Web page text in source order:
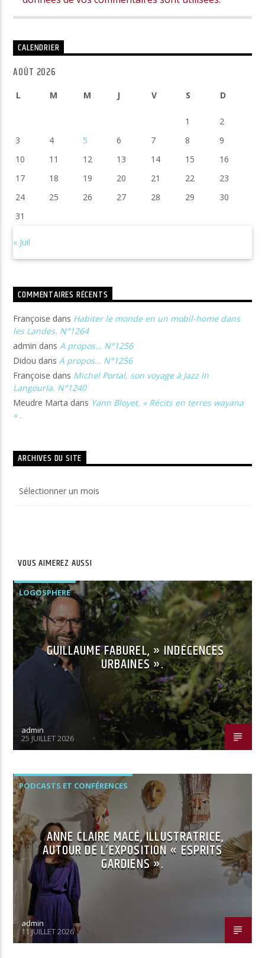
CALENDRIER
AOÛT 2026
L M M J V S D
1
2
3
4 5 6 7 8
9
10
11 12 13 14 15
16
17
18 19 20 21 22
23
24
25 26 27 28 29
30
31
« Juil
COMMENTAIRES RÉCENTS
Françoise dans Habiter le monde en un mobil-home dans
les Landes. N°1264
admin dans A propos… N°1256
Didou dansA propos… N°1256
Françoise dans Michel Portal, son voyage à Jazz In
Langourla. N°1240
Meudre Marta dans Yann Bloyet, « Récits en terres wayana
« .
ARCHIVES DU SITE
du
VOUS AIMEREZ AUSSI
LOGOSPHERE
GUILLAUME FABUREL, » INDÉCENCES
URBAINES ».
admin
25 JUILLET 2026
PODCASTS ET CONFÉRENCES
ANNE CLAIRE MACÉ, ILLUSTRATRICE,
AUTOUR DE L’EXPOSITION « ESPRITS
GARDIENS ».
admin
11 JUILLET 2026